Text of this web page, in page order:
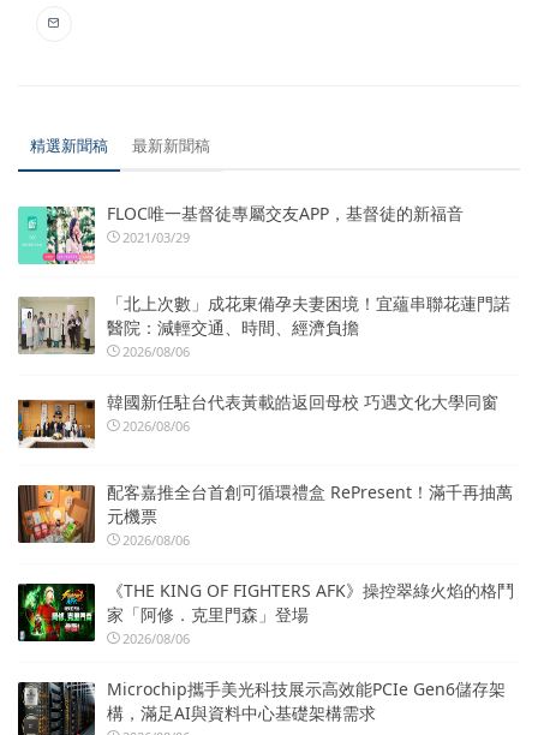
精選新聞稿 最新新聞稿
FLOC唯一基督徒專屬交友APP，基督徒的新福音
2021/03/29
「北上次數」成花東備孕夫妻困境！宜蘊串聯花蓮門諾
醫院：減輕交通、時間、經濟負擔
2026/08/06
韓國新任駐台代表黃載皓返回母校 巧遇文化大學同窗
2026/08/06
配客嘉推全台首創可循環禮盒 RePresent！滿千再抽萬
元機票
2026/08/06
《THE KING OF FIGHTERS AFK》操控翠綠火焰的格鬥
家「阿修．克里門森」登場
2026/08/06
Microchip攜手美光科技展示高效能PCIe Gen6儲存架
構，滿足AI與資料中心基礎架構需求